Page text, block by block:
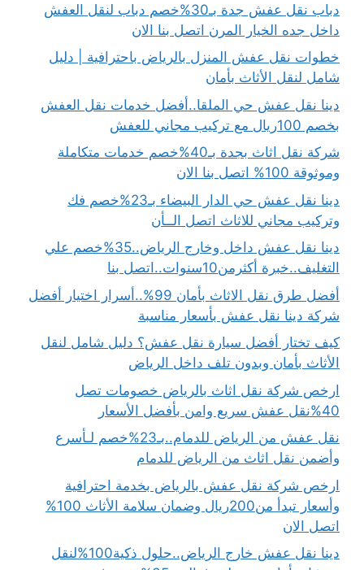
دباب نقل عفش جدة بـ30%خصم دباب لنقل العفش
داخل جده الخيار المرن اتصل بنا الان
خطوات نقل عفش المنزل بالرياض باحترافية | دليل
شامل لنقل الأثاث بأمان
دينا نقل عفش حي الملقا..أفضل خدمات نقل العفش
بخصم 100ريال مع تركيب مجاني للعفش
شركة نقل اثاث بجدة بـ40%خصم خدمات متكاملة
وموثوقة 100% اتصل بنا الان
دينا نقل عفش حي الدار البيضاء بـ23%خصم فك
وتركيب مجاني للاثاث اتصل الــأن
دينا نقل عفش داخل وخارج الرياض..35%خصم علي
التغليف..خبرة أكثرمن10سنوات..اتصل بنا
أفضل طرق نقل الاثاث بأمان 99%..أسرار اختيار أفضل
شركة دينا نقل عفش بأسعار مناسبة
كيف تختار أفضل سيارة نقل عفش؟ دليل شامل لنقل
الأثاث بأمان وبدون تلف داخل الرياض
ارخص شركة نقل اثاث بالرياض خصومات تصل
40%نقل عفش سريع وامن بأفضل الأسعار
نقل عفش من الرياض للدمام..بـ23%خصم لـأسرع
وأضمن نقل اثاث من الرياض للدمام
ارخص شركة نقل عفش بالرياض بخدمة احترافية
وأسعار تبدأ من200ريال وضمان سلامة الأثاث 100%
اتصل الان
دينا نقل عفش خارج الرياض..حلول ذكية100%لنقل